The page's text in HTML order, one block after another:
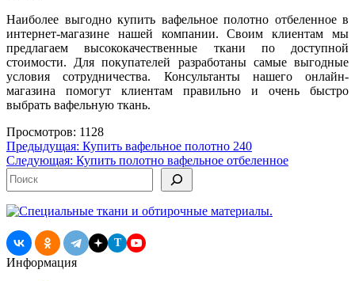
Наиболее выгодно купить вафельное полотно отбеленное в
интернет-магазине нашей компании. Своим клиентам мы
предлагаем высококачественные ткани по доступной
стоимости. Для покупателей разработаны самые выгодные
условия сотрудничества. Консультанты нашего онлайн-
магазина помогут клиентам правильно и очень быстро
выбрать вафельную ткань.
Просмотров: 1128
Навигация
по
записям
Предыдущая: Купить вафельное полотно 240
Следующая: Купить полотно вафельное отбеленное
Поиск
T
Информация